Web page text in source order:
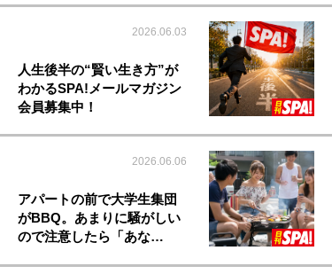
2026.06.03
人生後半の“賢い生き方”が
わかるSPA!メールマガジン
会員募集中！
2026.06.06
アパートの前で大学生集団
がBBQ。あまりに騒がしい
ので注意したら「あな…